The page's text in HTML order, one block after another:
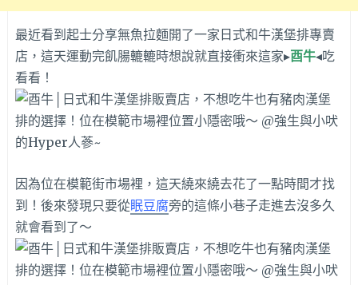
最近看到起士分享無魚拉麵開了一家日式和牛漢堡排專賣
店，這天運動完飢腸轆轆時想說就直接衝來這家▸酉牛◂吃
看看！
因為位在模範街市場裡，這天繞來繞去花了一點時間才找
到！後來發現只要從眠豆腐旁的這條小巷子走進去沒多久
就會看到了～